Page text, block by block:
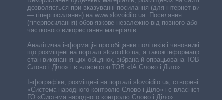
дозволяється при вказуванні посилання (для інтернет-видань
— гіперпосилання) на www.slovoidilo.ua. Посилання
(гіперпосилання) обов’язкове незалежно від повного або
часткового використання матеріалів.
Аналітична інформація про обіцянки політиків і чиновників,
що розміщені на порталі slovoidilo.ua, а також інформація про
стан виконання цих обіцянок, зібрана й опрацьована ТОВ «ІА
Слово і Діло» і є власністю ТОВ «ІА Слово і Діло».
Інфографіки, розміщені на порталі slovoidilo.ua, створені ГО
«Система народного контролю Слово і Діло» і є власністю
ГО «Система народного контролю Слово і Діло».